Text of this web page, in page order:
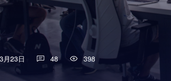
月23日 48 398